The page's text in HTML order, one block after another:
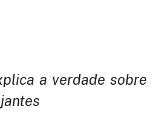
a verdade sobre